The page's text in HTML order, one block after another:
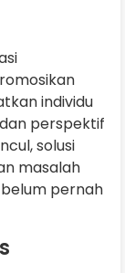
individu
perspektif
solusi
masalah
pernah